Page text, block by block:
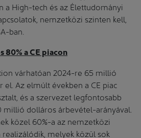
a High-tech és az Élettudományi
nemzetközi szinten kell,
ban.
80% a CE piacon
várhatóan 2024-re 65 millió
Az elmúlt években a CE piac
és a szervezet legfontosabb
dolláros árbevétel-arányával.
közel 60%-a az nemzetközi
melyek közül sok